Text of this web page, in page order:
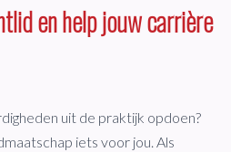
en help jouw carrière
uit de praktijk opdoen?
iets voor jou. Als